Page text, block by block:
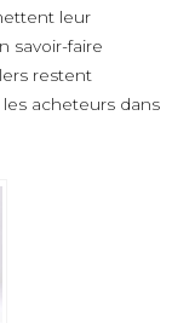
leur
savoir-faire
restent
acheteurs dans